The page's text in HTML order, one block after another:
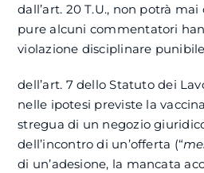
dall’art. 20 T.U., non potrà
pure alcuni commentatori
violazione disciplinare
dell’art. 7 dello Statuto dei
nelle ipotesi previste la
stregua di un negozio
dell’incontro di un’offerta (“
di un’adesione, la mancata